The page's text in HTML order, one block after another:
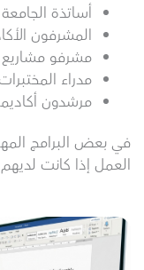
أساتذة الجامعة
المشرفون
مشرفو مشاريع
مدراء
مرشدون
في بعض البرامج
العمل إذا كانت